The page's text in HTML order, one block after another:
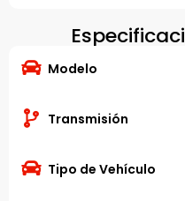
Modelo
Transmisión
Tipo de Vehículo